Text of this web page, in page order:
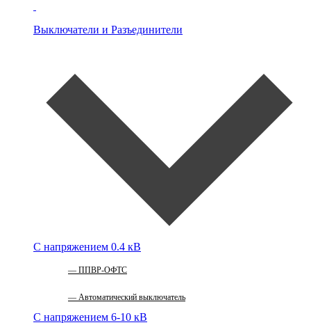
Выключатели и Разъединители
С напряжением 0.4 кВ
ППВР-ОФТС
Автоматический выключатель
С напряжением 6-10 кВ